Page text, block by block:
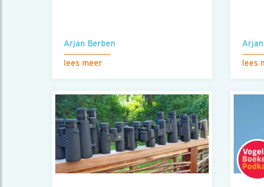
Arjan Berben
lees meer lees